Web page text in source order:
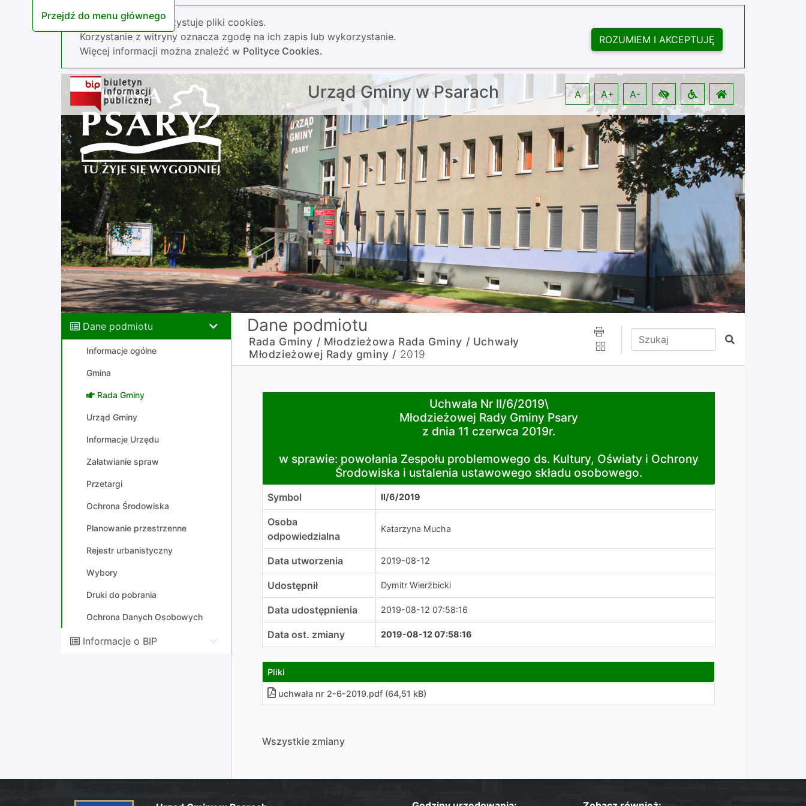
Przejdź do menu głównego
Nasza strona wykorzystuje pliki cookies.
Korzystanie z witryny oznacza zgodę na ich zapis lub wykorzystanie.
Więcej informacji można znaleźć w Polityce Cookies.
ROZUMIEM I AKCEPTUJĘ
Urząd Gminy w Psarach A A+ A-
Dane podmiotu
Informacje ogólne
Gmina
Rada Gminy
Urząd Gminy
Informacje Urzędu
Załatwianie spraw
Przetargi
Ochrona Środowiska
Planowanie przestrzenne
Rejestr urbanistyczny
Wybory
Druki do pobrania
Ochrona Danych Osobowych
Informacje o BIP
Dane podmiotu
Rada Gminy / Młodzieżowa Rada Gminy / Uchwały
Młodzieżowej Rady gminy / 2019
Wpisz tekst do wyszukania
Szukaj
Młodzieżowej Rady Gminy Psary
w sprawie: powołania Zespołu problemowego ds. Kultury, Oświaty i Ochrony Środowiska i ustalenia ustawowego
Uchwała Nr II/6/2019\
Młodzieżowej Rady Gminy Psary
z dnia 11 czerwca 2019r.
w sprawie: powołania Zespołu problemowego ds. Kultury, Oświaty i Ochrony
Środowiska i ustalenia ustawowego składu osobowego.
Symbol II/6/2019
Osoba
odpowiedzialna
Katarzyna Mucha
Data utworzenia 2019-08-12
Udostępnił Dymitr Wierżbicki
Data udostępnienia 2019-08-12 07:58:16
Data ost. zmiany 2019-08-12 07:58:16
Pliki
uchwała nr 2-6-2019.pdf (64,51 kB)
Wszystkie zmiany